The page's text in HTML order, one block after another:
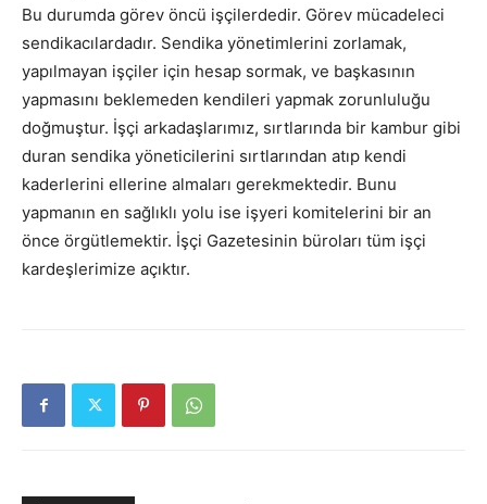
Bu durumda görev öncü işçilerdedir. Görev mücadeleci
sendikacılardadır. Sendika yönetimlerini zorlamak,
yapılmayan işçiler için hesap sormak, ve başkasının
yapmasını beklemeden kendileri yapmak zorunluluğu
doğmuştur. İşçi arkadaşlarımız, sırtlarında bir kambur gibi
duran sendika yöneticilerini sırtlarından atıp kendi
kaderlerini ellerine almaları gerekmektedir. Bunu
yapmanın en sağlıklı yolu ise işyeri komitelerini bir an
önce örgütlemektir. İşçi Gazetesinin büroları tüm işçi
kardeşlerimize açıktır.